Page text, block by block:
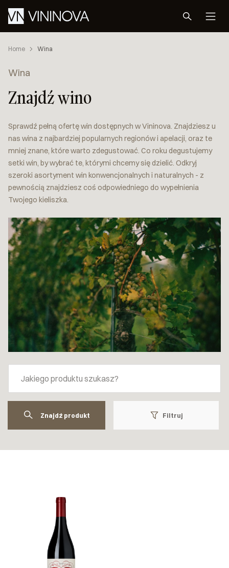
Home Wina
Wina
Znajdź wino
Sprawdź pełną ofertę win dostępnych w Vininova. Znajdziesz u
nas wina z najbardziej popularnych regionów i apelacji, oraz te
mniej znane, które warto zdegustować. Co roku degustujemy
setki win, by wybrać te, którymi chcemy się dzielić. Odkryj
szeroki asortyment win konwencjonalnych i naturalnych - z
pewnością znajdziesz coś odpowiedniego do wypełnienia
Twojego kieliszka.
Znajdź produkt Filtruj